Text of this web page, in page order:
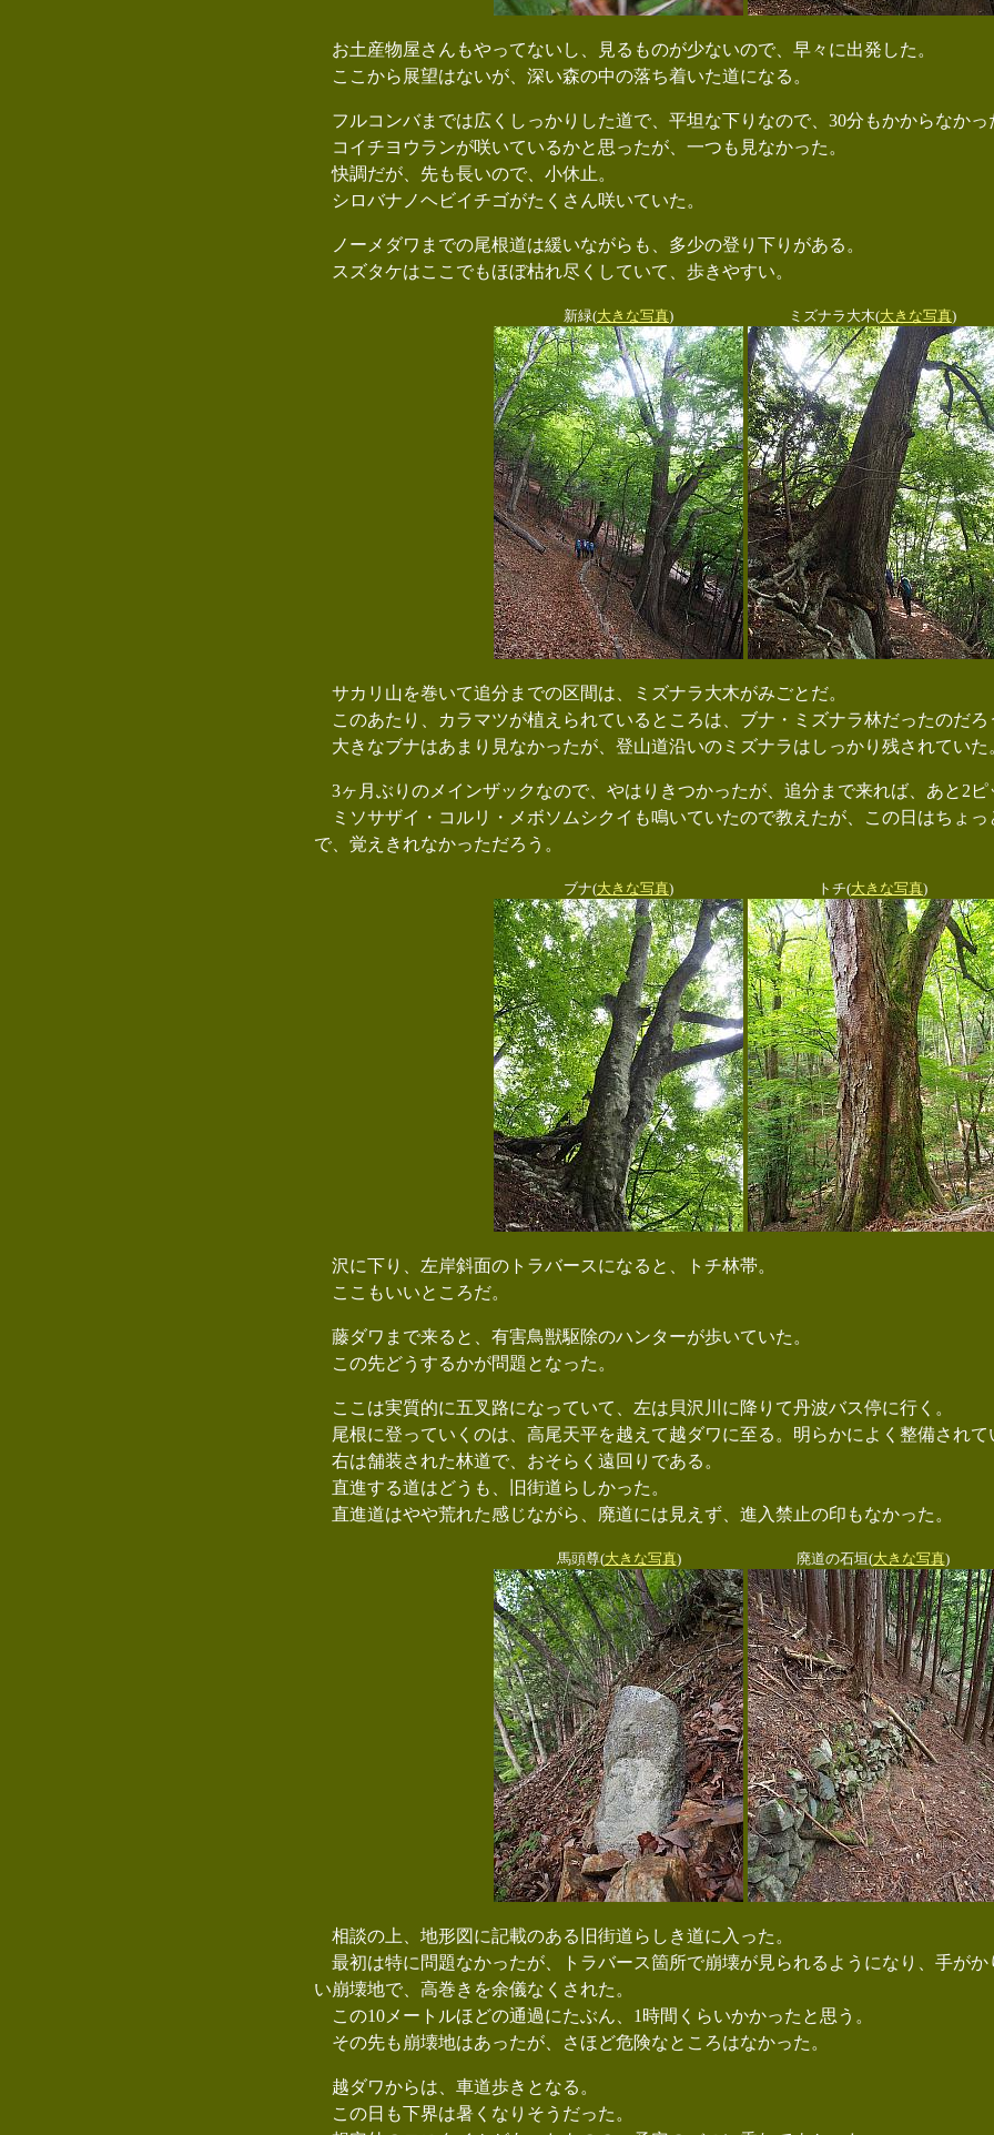
お土産物屋さんもやってないし、見るものが少ないので、早々に出発した。
ここから展望はないが、深い森の中の落ち着いた道になる。
フルコンバまでは広くしっかりした道で、平坦な下りなので、30分もかからなかっ
コイチヨウランが咲いているかと思ったが、一つも見なかった。
快調だが、先も長いので、小休止。
シロバナノヘビイチゴがたくさん咲いていた。
ノーメダワまでの尾根道は緩いながらも、多少の登り下りがある。
スズタケはここでもほぼ枯れ尽くしていて、歩きやすい。
新緑(大きな写真) ミズナラ大木(大きな写真)
サカリ山を巻いて追分までの区間は、ミズナラ大木がみごとだ。
このあたり、カラマツが植えられているところは、ブナ・ミズナラ林だったのだろ
大きなブナはあまり見なかったが、登山道沿いのミズナラはしっかり残されていた
3ヶ月ぶりのメインザックなので、やはりきつかったが、追分まで来れば、あと2ピ
ミソサザイ・コルリ・メボソムシクイも鳴いていたので教えたが、この日はちょっ
で、覚えきれなかっただろう。
ブナ(大きな写真) トチ(大きな写真)
沢に下り、左岸斜面のトラバースになると、トチ林帯。
ここもいいところだ。
藤ダワまで来ると、有害鳥獣駆除のハンターが歩いていた。
この先どうするかが問題となった。
ここは実質的に五叉路になっていて、左は貝沢川に降りて丹波バス停に行く。
尾根に登っていくのは、高尾天平を越えて越ダワに至る。明らかによく整備されて
右は舗装された林道で、おそらく遠回りである。
直進する道はどうも、旧街道らしかった。
直進道はやや荒れた感じながら、廃道には見えず、進入禁止の印もなかった。
馬頭尊(大きな写真) 廃道の石垣(大きな写真)
相談の上、地形図に記載のある旧街道らしき道に入った。
最初は特に問題なかったが、トラバース箇所で崩壊が見られるようになり、手がか
い崩壊地で、高巻きを余儀なくされた。
この10メートルほどの通過にたぶん、1時間くらいかかったと思う。
その先も崩壊地はあったが、さほど危険なところはなかった。
越ダワからは、車道歩きとなる。
この日も下界は暑くなりそうだった。